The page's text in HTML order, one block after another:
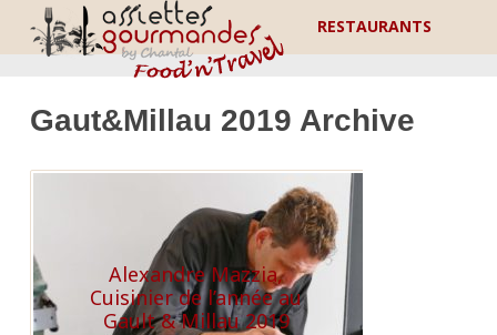
RESTAURANTS
Gaut&Millau 2019 Archive
Alexandre Mazzia,
Cuisinier de l’année au
Gault & Millau 2019